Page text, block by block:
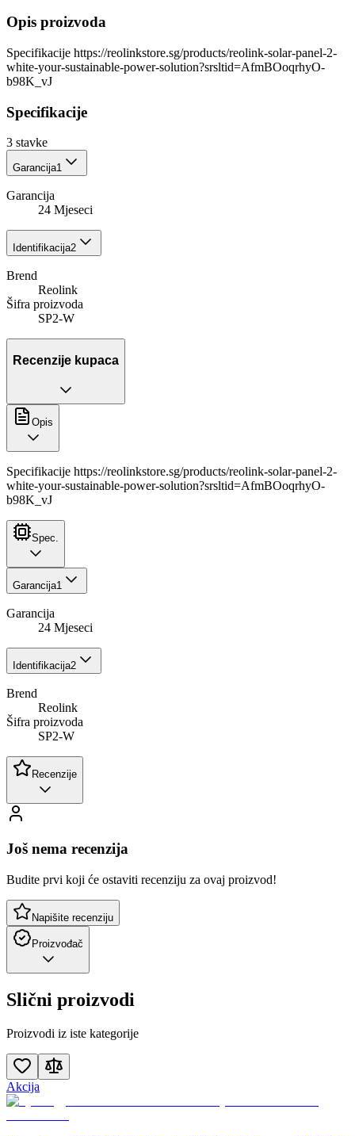
Opis proizvoda
Specifikacije https://reolinkstore.sg/products/reolink-solar-panel-2-
white-your-sustainable-power-solution?srsltid=AfmBOoqrhyO-
b98K_vJ
Specifikacije
3 stavke
Garancija1
Garancija
24 Mjeseci
Identifikacija2
Brend
Reolink
Šifra proizvoda
SP2-W
Recenzije kupaca
Opis
Specifikacije https://reolinkstore.sg/products/reolink-solar-panel-2-
white-your-sustainable-power-solution?srsltid=AfmBOoqrhyO-
b98K_vJ
Spec.
Garancija1
Garancija
24 Mjeseci
Identifikacija2
Brend
Reolink
Šifra proizvoda
SP2-W
Recenzije
Još nema recenzija
Budite prvi koji će ostaviti recenziju za ovaj proizvod!
Napišite recenziju
Proizvođač
Slični proizvodi
Proizvodi iz iste kategorije
Akcija